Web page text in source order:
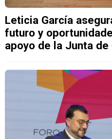
Leticia García
futuro y
apoyo de la Junta